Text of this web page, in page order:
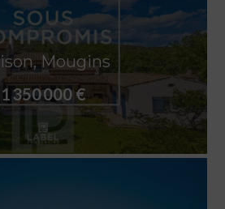
Mougins
1 350 000 €